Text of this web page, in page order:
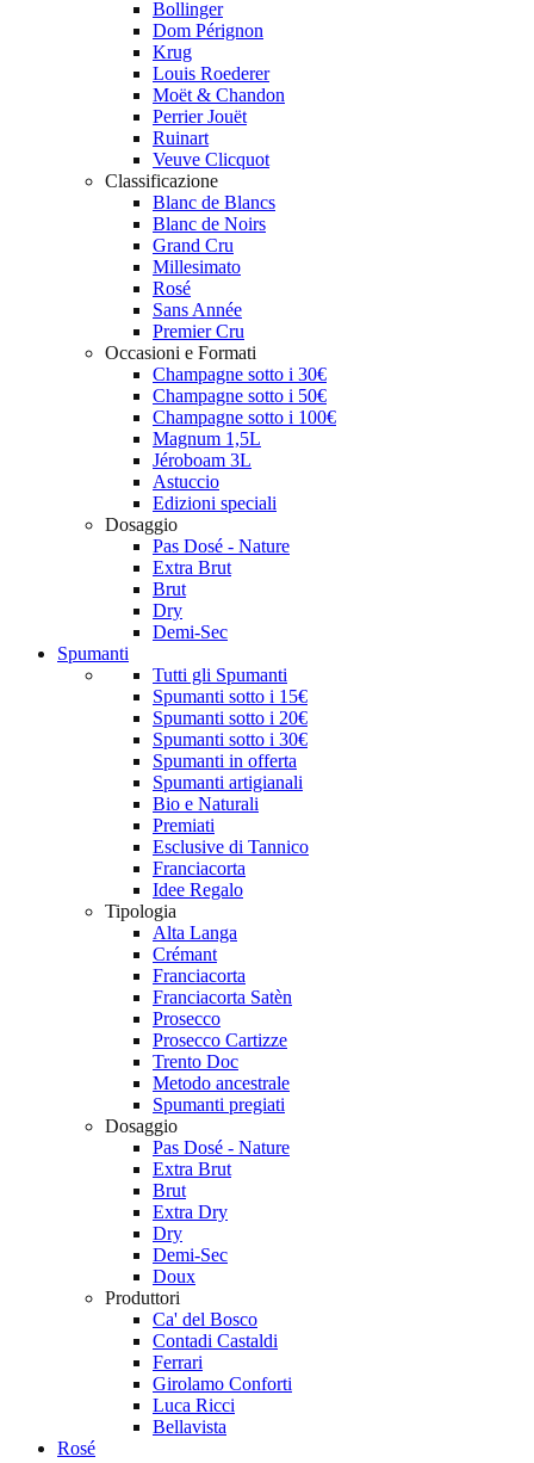
Bollinger
Dom Pérignon
Krug
Louis Roederer
Moët & Chandon
Perrier Jouët
Ruinart
Veuve Clicquot
Classificazione
Blanc de Blancs
Blanc de Noirs
Grand Cru
Millesimato
Rosé
Sans Année
Premier Cru
Occasioni e Formati
Champagne sotto i 30€
Champagne sotto i 50€
Champagne sotto i 100€
Magnum 1,5L
Jéroboam 3L
Astuccio
Edizioni speciali
Dosaggio
Pas Dosé - Nature
Extra Brut
Brut
Dry
Demi-Sec
Spumanti
Tutti gli Spumanti
Spumanti sotto i 15€
Spumanti sotto i 20€
Spumanti sotto i 30€
Spumanti in offerta
Spumanti artigianali
Bio e Naturali
Premiati
Esclusive di Tannico
Franciacorta
Idee Regalo
Tipologia
Alta Langa
Crémant
Franciacorta
Franciacorta Satèn
Prosecco
Prosecco Cartizze
Trento Doc
Metodo ancestrale
Spumanti pregiati
Dosaggio
Pas Dosé - Nature
Extra Brut
Brut
Extra Dry
Dry
Demi-Sec
Doux
Produttori
Ca' del Bosco
Contadi Castaldi
Ferrari
Girolamo Conforti
Luca Ricci
Bellavista
Rosé